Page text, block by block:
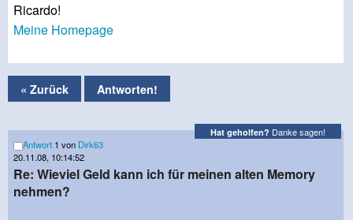
Ricardo!
Meine Homepage
« Zurück Antworten!
Hat geholfen? Danke sagen!
Antwort 1 von Dirk63
20.11.08, 10:14:52
Re: Wieviel Geld kann ich für meinen alten Memory
nehmen?